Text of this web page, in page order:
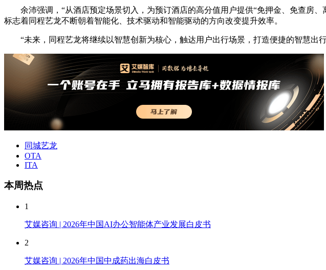
余沛强调，“从酒店预定场景切入，为预订酒店的高分值用户提供“免押金、免查房、
标志着同程艺龙不断朝着智能化、技术驱动和智能驱动的方向改变提升效率。
“未来，同程艺龙将继续以智慧创新为核心，触达用户出行场景，打造便捷的智慧出行
同城艺龙
OTA
ITA
本周热点
1
艾媒咨询 | 2026年中国AI办公智能体产业发展白皮书
2
艾媒咨询 | 2026年中国中成药出海白皮书